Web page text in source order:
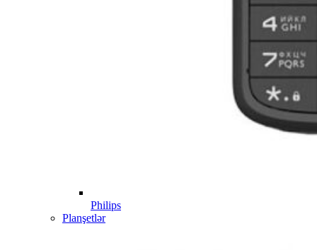
Philips
Planşetlər